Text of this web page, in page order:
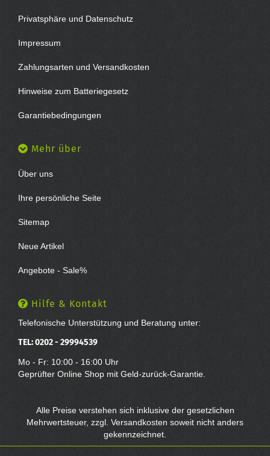
Privatsphäre und Datenschutz
Impressum
Zahlungsarten und Versandkosten
Hinweise zum Batteriegesetz
Garantiebedingungen
Mehr über
Über uns
Ihre persönliche Seite
Sitemap
Neue Artikel
Angebote - Sale%
Hilfe & Kontakt
Telefonische Unterstützung und Beratung unter:
TEL: 0202 - 29994539
Mo - Fr: 10:00 - 16:00 Uhr
Geprüfter Online Shop mit Geld-zurück-Garantie.
Alle Preise verstehen sich inklusive der gesetzlichen
Mehrwertsteuer, zzgl. Versandkosten soweit nicht anders
gekennzeichnet.